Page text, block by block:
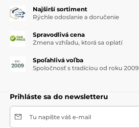
Najširší sortiment
Rýchle odoslanie a doručenie
Spravodlivá cena
Zmena vzhľadu, ktorá sa oplatí
Spoľahlivá voľba
Spoločnosť s tradíciou od roku 2009
Prihláste sa do newsletteru
Tu napíšte váš e-mail